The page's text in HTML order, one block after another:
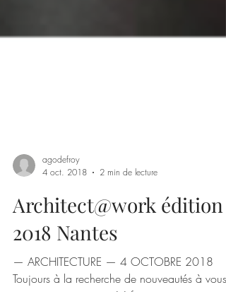
4 oct. 2018
2 min de lecture
Architect@work édition
2018 Nantes